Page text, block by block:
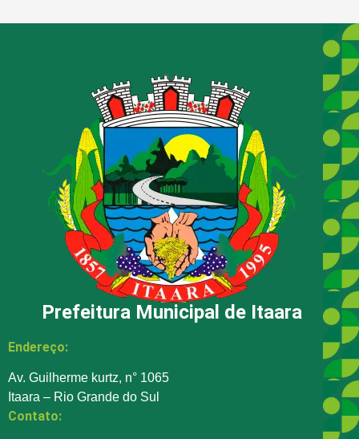
Prefeitura Municipal de Itaara
Endereço:
Av. Guilherme kurtz, n° 1065
Itaara – Rio Grande do Sul
Contato: